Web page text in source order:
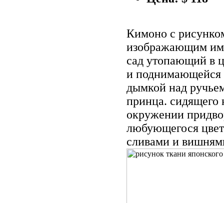
Кимоно с
изображающим
сад утопающий в
и поднимающейся
дымкой над
принца. сидящего
окружении
любующегося
сливами и